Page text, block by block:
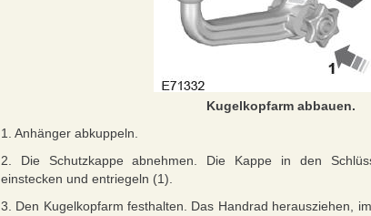
Kugelkopfarm abbauen.
1. Anhänger abkuppeln.
2. Die Schutzkappe abnehmen. Die Kappe in den
einstecken und entriegeln (1).
3. Den Kugelkopfarm festhalten. Das Handrad herausziehen,